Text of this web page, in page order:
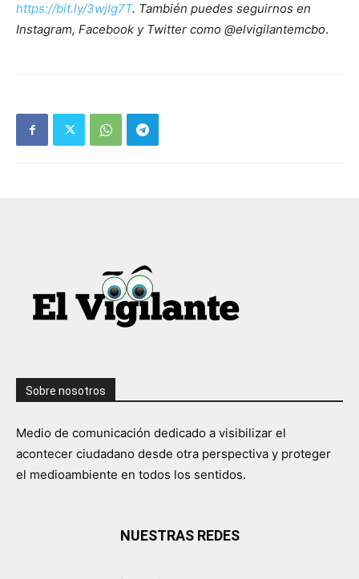
https://bit.ly/3wjIg7T. También puedes seguirnos en
Instagram, Facebook y Twitter como @elvigilantemcbo.
Sobre nosotros
Medio de comunicación dedicado a visibilizar el
acontecer ciudadano desde otra perspectiva y proteger
el medioambiente en todos los sentidos.
NUESTRAS REDES